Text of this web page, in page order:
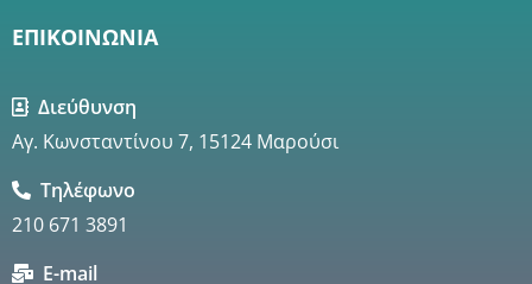
ΕΠΙΚΟΙΝΩΝΙΑ
Διεύθυνση
Αγ. Κωνσταντίνου 7, 15124 Μαρούσι
Τηλέφωνο
210 671 3891
E-mail